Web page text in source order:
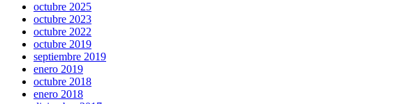
octubre 2025
octubre 2023
octubre 2022
octubre 2019
septiembre 2019
enero 2019
octubre 2018
enero 2018